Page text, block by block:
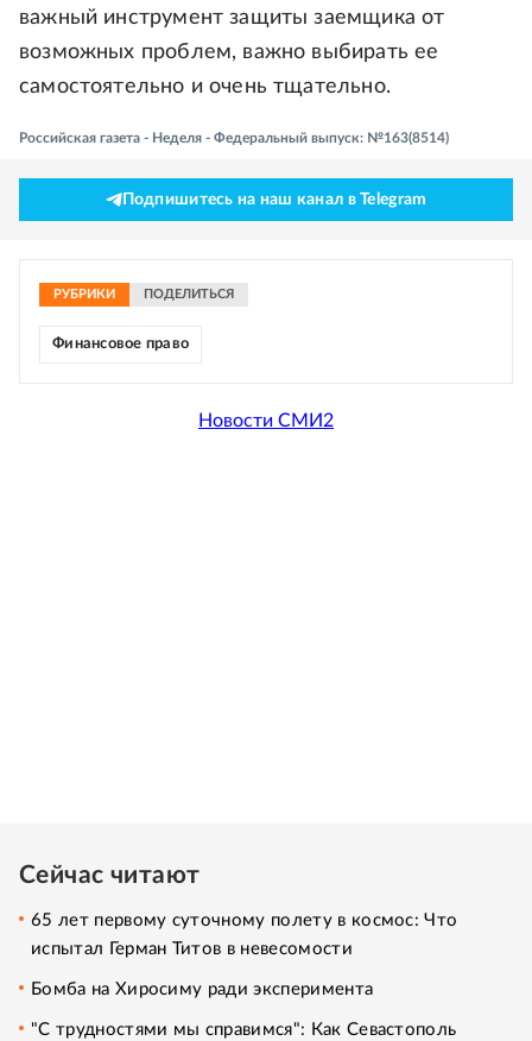
важный инструмент защиты заемщика от
возможных проблем, важно выбирать ее
самостоятельно и очень тщательно.
Российская газета - Неделя - Федеральный выпуск: №163(8514)
Подпишитесь на наш канал в Telegram
РУБРИКИ ПОДЕЛИТЬСЯ
Финансовое право
Новости СМИ2
Сейчас читают
65 лет первому суточному полету в космос: Что
испытал Герман Титов в невесомости
Бомба на Хиросиму ради эксперимента
"С трудностями мы справимся": Как Севастополь